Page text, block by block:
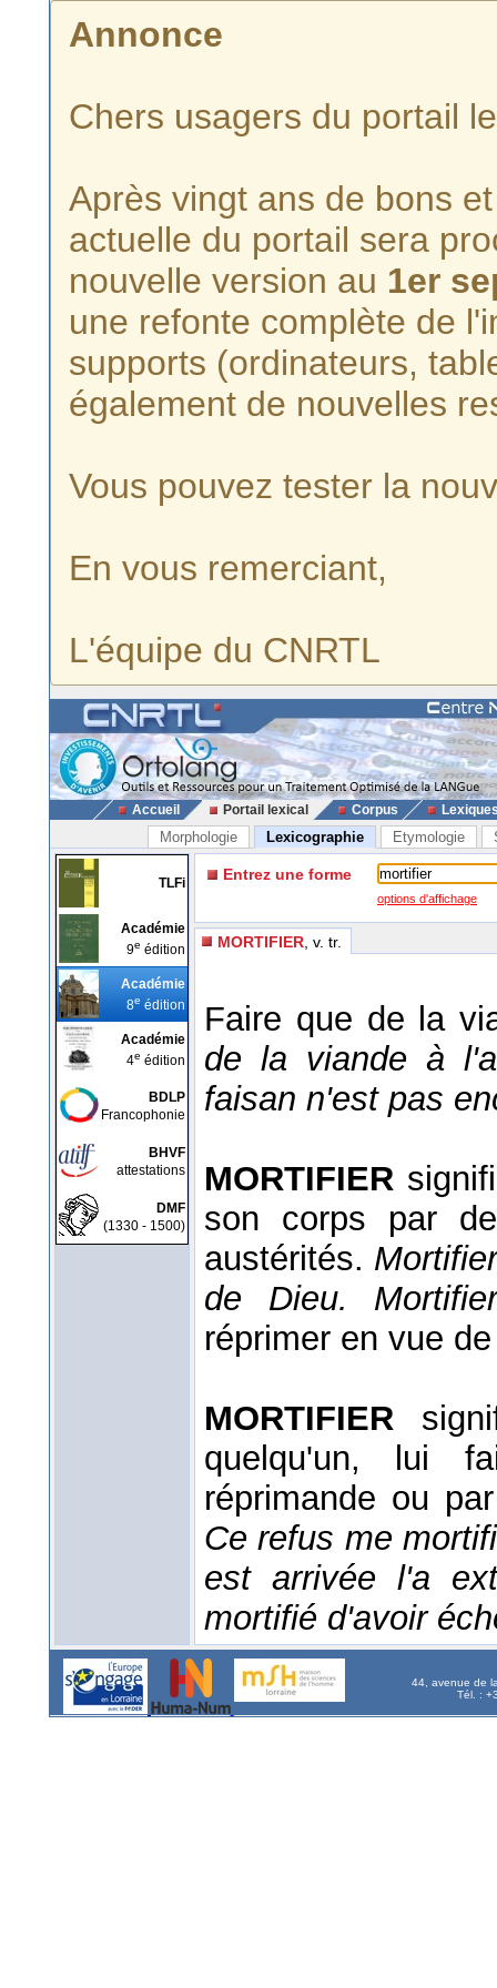
Annonce
Chers usagers du portail
Après vingt ans de bons
actuelle du portail sera
nouvelle version au 1er
une refonte complète de
supports (ordinateurs,
également de nouvelles
Vous pouvez tester la
En vous remerciant,
L'équipe du CNRTL
Accueil Portail lexical Corpus
Morphologie Lexicographie Etymologie
TLFi
Académie
9e édition
Académie
8e édition
Académie
4e édition
BDLP
Francophonie
BHVF
attestations
DMF
(1330 - 1500)
Entrez une forme
options d'affichage
MORTIFIER , v. tr.
Faire que de la
de la viande à
faisan n'est pas
MORTIFIER
son corps par
austérités.
de Dieu.
réprimer en vue
MORTIFIER
quelqu'un, lui
réprimande ou
Ce refus me
est arrivée l'a
mortifié d'avoir
44, avenue de
Tél. :